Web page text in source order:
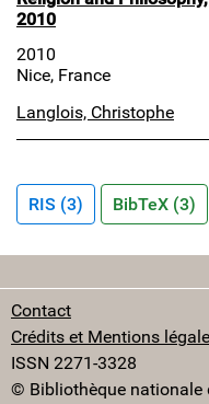
2010
2010
Nice, France
Langlois, Christophe
RIS (3) BibTeX (3)
Contact
Crédits et Mentions
ISSN 2271-3328
© Bibliothèque nationale